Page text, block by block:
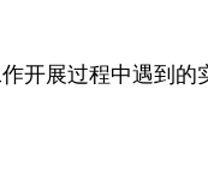
过程中遇到的